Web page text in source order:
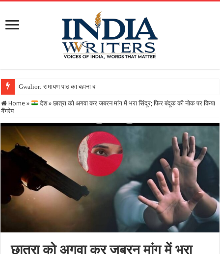
Gwalior: रामायण पाठ का बहाना बनाकर कंपनी को लगाया 25 लाख का चून
Home » देश » छात्रा को अगवा कर जबरन मांग में भरा सिंदूर; फिर बंदूक की नोक पर किया
गैंगरेप
छात्रा को अगवा कर जबरन मांग में भरा